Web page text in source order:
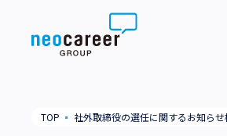
TOP ▪ 社外取締役の選任に関するお知ら